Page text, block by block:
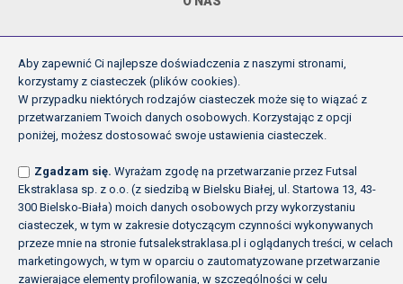
DOKUMENTY
REGULAMIN ROZGRYWEK FE
INNE
POLITYKA PRYWATNOŚCI
Copyright (c) Futsal Ekstraklasa 2026
Aby zapewnić Ci najlepsze doświadczenia z naszymi stronami,
korzystamy z ciasteczek (plików cookies).
W przypadku niektórych rodzajów ciasteczek może się to wiązać z
przetwarzaniem Twoich danych osobowych. Korzystając z opcji
poniżej, możesz dostosować swoje ustawienia ciasteczek.
Zgadzam się. Wyrażam zgodę na przetwarzanie przez Futsal
Ekstraklasa sp. z o.o. (z siedzibą w Bielsku Białej, ul. Startowa 13, 43-
300 Bielsko-Biała) moich danych osobowych przy wykorzystaniu
ciasteczek, w tym w zakresie dotyczącym czynności wykonywanych
przeze mnie na stronie futsalekstraklasa.pl i oglądanych treści, w celach
marketingowych, w tym w oparciu o zautomatyzowane przetwarzanie
zawierające elementy profilowania, w szczególności w celu